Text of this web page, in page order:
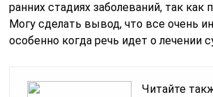
ранних стадиях заболеваний, так как
Могу сделать вывод, что все очень
особенно когда речь идет о лечении
Читайте